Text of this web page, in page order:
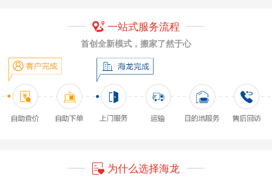
一站式服务流程
首创全新模式，搬家了然于心
为什么选择海龙